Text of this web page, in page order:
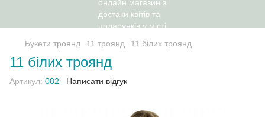
Букети троянд 11 троянд 11 білих троянд
11 білих троянд
Артикул: 082 Написати відгук